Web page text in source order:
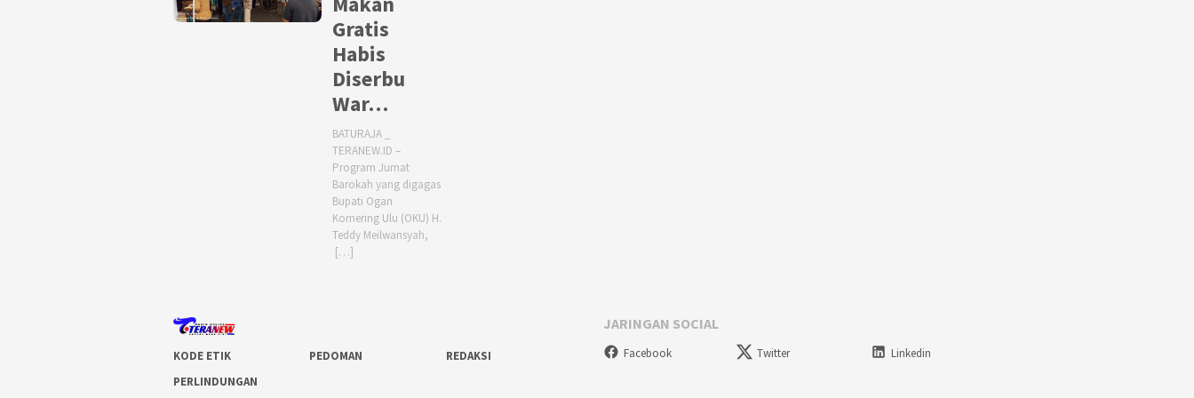
Gratis
Habis
Diserbu
War…
BATURAJA _
TERANEW.ID –
Program Jumat
Barokah yang digagas
Bupati Ogan
Komering Ulu (OKU) H.
Teddy Meilwansyah,
[…]
KODE ETIK PEDOMAN
REDAKSI
PERLINDUNGAN
JARINGAN SOCIAL
Facebook Twitter Linkedin